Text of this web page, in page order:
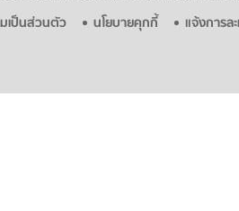
เป็นส่วนตัว นโยบายคุกกี้ แจ้งการล